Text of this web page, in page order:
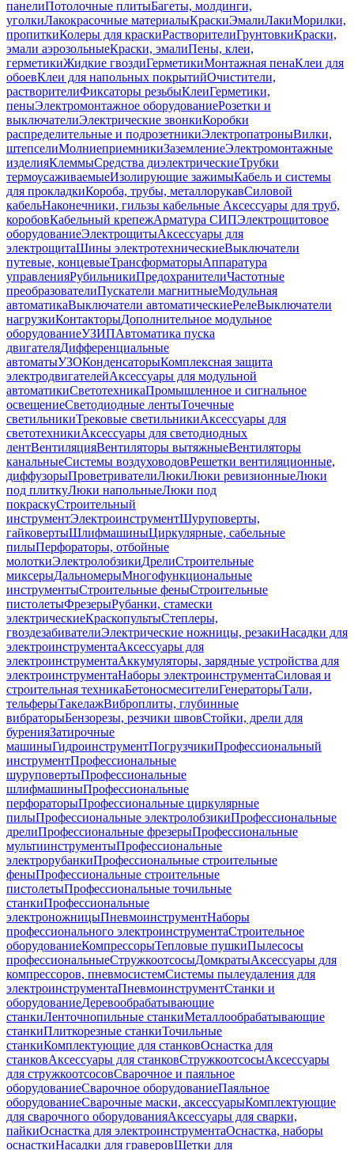
панелиПотолочные плитыБагеты, молдинги,
уголкиЛакокрасочные материалыКраскиЭмалиЛакиМорилки,
пропиткиКолеры для краскиРастворителиГрунтовкиКраски,
эмали аэрозольныеКраски, эмалиПены, клеи,
герметикиЖидкие гвоздиГерметикиМонтажная пенаКлеи для
обоевКлеи для напольных покрытийОчистители,
растворителиФиксаторы резьбыКлеиГерметики,
пеныЭлектромонтажное оборудованиеРозетки и
выключателиЭлектрические звонкиКоробки
распределительные и подрозетникиЭлектропатроныВилки,
штепселиМолниеприемникиЗаземлениеЭлектромонтажные
изделияКлеммыСредства диэлектрическиеТрубки
термоусаживаемыеИзолирующие зажимыКабель и системы
для прокладкиКороба, трубы, металлорукавСиловой
кабельНаконечники, гильзы кабельные Аксессуары для труб,
коробовКабельный крепежАрматура СИПЭлектрощитовое
оборудованиеЭлектрощитыАксессуары для
электрощитаШины электротехническиеВыключатели
путевые, концевыеТрансформаторыАппаратура
управленияРубильникиПредохранителиЧастотные
преобразователиПускатели магнитныеМодульная
автоматикаВыключатели автоматическиеРелеВыключатели
нагрузкиКонтакторыДополнительное модульное
оборудованиеУЗИПАвтоматика пуска
двигателяДифференциальные
автоматыУЗОКонденсаторыКомплексная защита
электродвигателейАксессуары для модульной
автоматикиСветотехникаПромышленное и сигнальное
освещениеСветодиодные лентыТочечные
светильникиТрековые светильникиАксессуары для
светотехникиАксессуары для светодиодных
лентВентиляцияВентиляторы вытяжныеВентиляторы
канальныеСистемы воздуховодовРешетки вентиляционные,
диффузорыПроветривателиЛюкиЛюки ревизионныеЛюки
под плиткуЛюки напольныеЛюки под
покраскуСтроительный
инструментЭлектроинструментШуруповерты,
гайковертыШлифмашиныЦиркулярные, сабельные
пилыПерфораторы, отбойные
молоткиЭлектролобзикиДрелиСтроительные
миксерыДальномерыМногофункциональные
инструментыСтроительные феныСтроительные
пистолетыФрезерыРубанки, стамески
электрическиеКраскопультыСтеплеры,
гвоздезабивателиЭлектрические ножницы, резакиНасадки для
электроинструментаАксессуары для
электроинструментаАккумуляторы, зарядные устройства для
электроинструментаНаборы электроинструментаСиловая и
строительная техникаБетоносмесителиГенераторыТали,
тельферыТакелажВиброплиты, глубинные
вибраторыБензорезы, резчики швовСтойки, дрели для
буренияЗатирочные
машиныГидроинструментПогрузчикиПрофессиональный
инструментПрофессиональные
шуруповертыПрофессиональные
шлифмашиныПрофессиональные
перфораторыПрофессиональные циркулярные
пилыПрофессиональные электролобзикиПрофессиональные
дрелиПрофессиональные фрезерыПрофессиональные
мультиинструментыПрофессиональные
электрорубанкиПрофессиональные строительные
феныПрофессиональные строительные
пистолетыПрофессиональные точильные
станкиПрофессиональные
электроножницыПневмоинструментНаборы
профессионального электроинструментаСтроительное
оборудованиеКомпрессорыТепловые пушкиПылесосы
профессиональныеСтружкоотсосыДомкратыАксессуары для
компрессоров, пневмосистемСистемы пылеудаления для
электроинструментаПневмоинструментСтанки и
оборудованиеДеревообрабатывающие
станкиЛенточнопильные станкиМеталлообрабатывающие
станкиПлиткорезные станкиТочильные
станкиКомплектующие для станковОснастка для
станковАксессуары для станковСтружкоотсосыАксессуары
для стружкоотсосовСварочное и паяльное
оборудованиеСварочное оборудованиеПаяльное
оборудованиеСварочные маски, аксессуарыКомплектующие
для сварочного оборудованияАксессуары для сварки,
пайкиОснастка для электроинструментаОснастка, наборы
оснасткиНасадки для граверовЩетки для